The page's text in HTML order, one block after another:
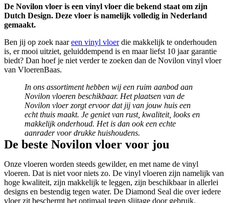
De Novilon vloer is een vinyl vloer die bekend staat om zijn
Dutch Design. Deze vloer is namelijk volledig in Nederland
gemaakt.
Ben jij op zoek naareen vinyl vloerdie makkelijk te onderhouden
is, er mooi uitziet, geluiddempend is en maar liefst 10 jaar garantie
biedt? Dan hoef je niet verder te zoeken dan de Novilon vinyl vloer
van VloerenBaas.
In ons assortiment hebben wij een ruim aanbod aan
Novilon vloeren beschikbaar. Het plaatsen van de
Novilon vloer zorgt ervoor dat jij van jouw huis een
echt thuis maakt. Je geniet van rust, kwaliteit, looks en
makkelijk onderhoud. Het is dan ook een echte
aanrader voor drukke huishoudens.
De beste Novilon vloer voor jou
Onze vloeren worden steeds gewilder, en met name de vinyl
vloeren. Dat is niet voor niets zo. De vinyl vloeren zijn namelijk van
hoge kwaliteit, zijn makkelijk te leggen, zijn beschikbaar in allerlei
designs en bestendig tegen water. De Diamond Seal die over iedere
vloer zit beschermt het optimaal tegen slijtage door gebruik.